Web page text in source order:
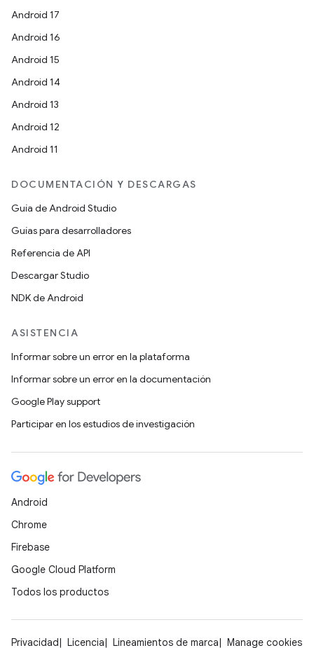
Android 17
Android 16
Android 15
Android 14
Android 13
Android 12
Android 11
DOCUMENTACIÓN Y DESCARGAS
Guía de Android Studio
Guías para desarrolladores
Referencia de API
Descargar Studio
NDK de Android
ASISTENCIA
Informar sobre un error en la plataforma
Informar sobre un error en la documentación
Google Play support
Participar en los estudios de investigación
Android
Chrome
Firebase
Google Cloud Platform
Todos los productos
Privacidad Licencia Lineamientos de marca Manage cookies